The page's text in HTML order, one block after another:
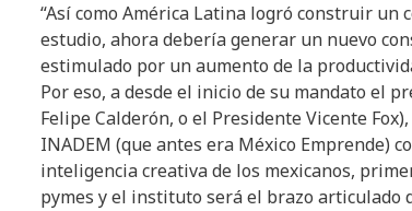
“Así como América Latina logró construir un
estudio, ahora debería generar un nuevo
estimulado por un aumento de la
Por eso, a desde el inicio de su mandato el
Felipe Calderón, o el Presidente Vicente
INADEM (que antes era México Emprende)
inteligencia creativa de los mexicanos,
pymes y el instituto será el brazo articulado